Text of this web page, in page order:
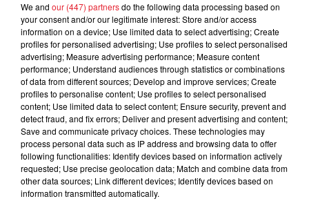
0:00 3 min 21 sec
8 décembre 2022 - 3 min 21 sec
Sondage clôturé du 08/12/2022
Du lundi au vendredi, de 6h à 09h, retrouvez Evan, Sandro,
We and our (447) partnersdo the following data processing based on
your consent and/or our legitimate interest: Store and/or access
information on a device; Use limited data to select advertising; Create
profiles for personalised advertising; Use profiles to select personalised
advertising; Measure advertising performance; Measure content
performance; Understand audiences through statistics or combinations
of data from different sources; Develop and improve services; Create
profiles to personalise content; Use profiles to select personalised
content; Use limited data to select content; Ensure security, prevent and
detect fraud, and fix errors; Deliver and present advertising and content;
Save and communicate privacy choices. These technologies may
process personal data such as IP address and browsing data to offer
following functionalities: Identify devices based on information actively
requested; Use precise geolocation data; Match and combine data from
other data sources; Link different devices; Identify devices based on
information transmitted automatically.